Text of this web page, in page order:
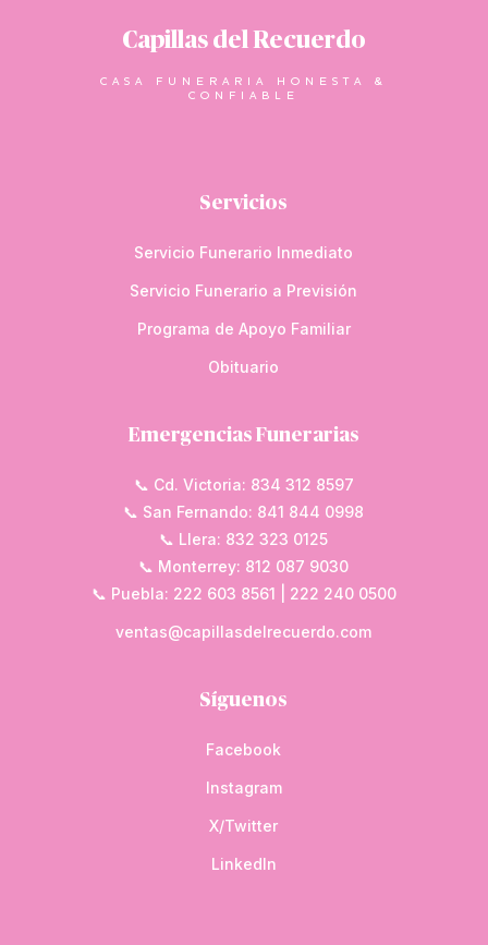
Capillas del Recuerdo
CASA FUNERARIA HONESTA &
CONFIABLE
Servicios
Servicio Funerario Inmediato
Servicio Funerario a Previsión
Programa de Apoyo Familiar
Obituario
Emergencias Funerarias
📞 Cd. Victoria: 834 312 8597
📞 San Fernando: 841 844 0998
📞 Llera: 832 323 0125
📞 Monterrey: 812 087 9030
📞 Puebla: 222 603 8561 | 222 240 0500
ventas@capillasdelrecuerdo.com
Síguenos
Facebook
Instagram
X/Twitter
LinkedIn